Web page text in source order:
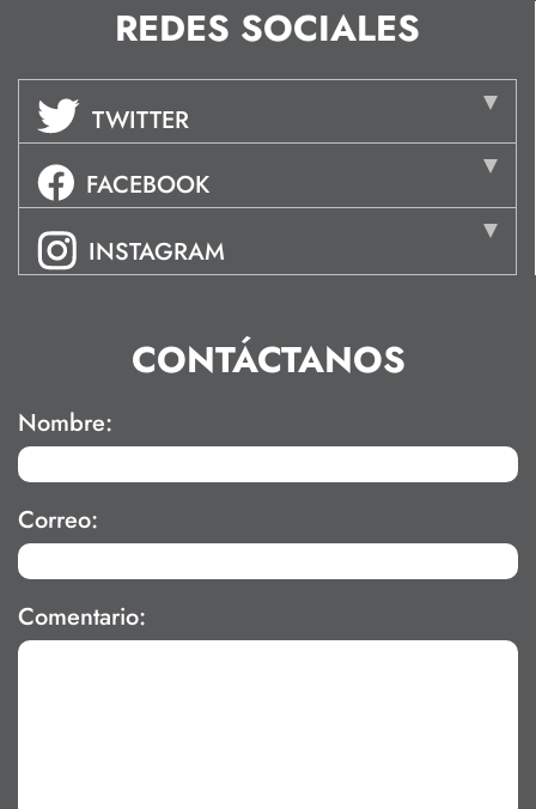
REDES SOCIALES
TWITTER
FACEBOOK
INSTAGRAM
CONTÁCTANOS
Nombre:
Correo:
Comentario: